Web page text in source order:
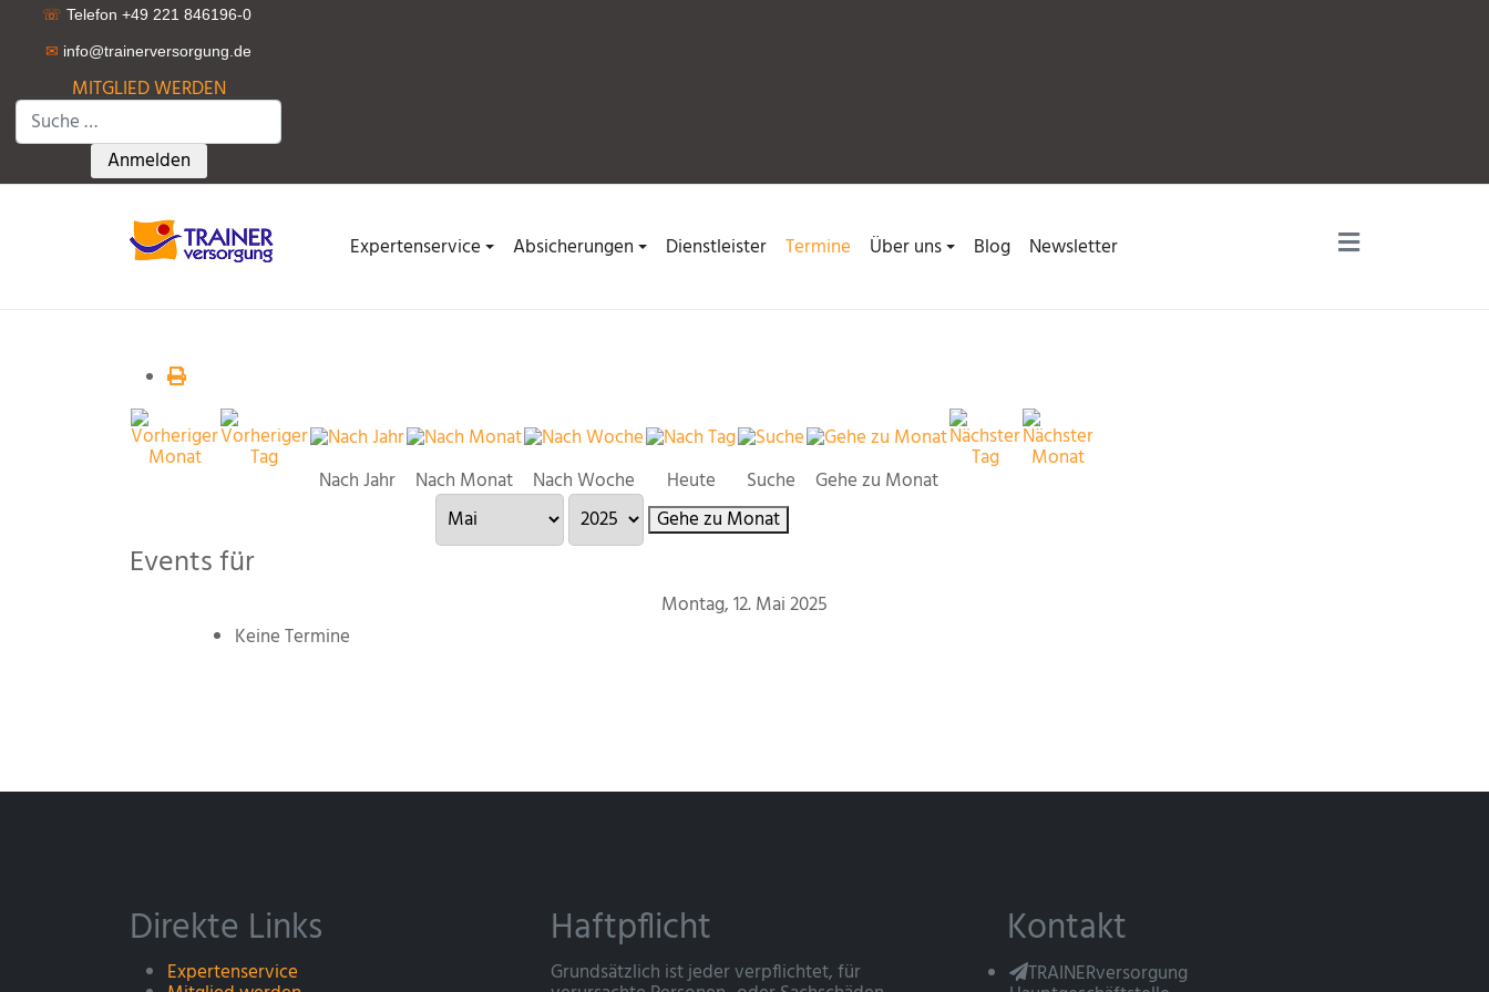
☏ Telefon +49 221 846196-0
✉ info@trainerversorgung.de
MITGLIED WERDEN
Suchen
Type 2 or more characters for results.
Anmelden
Expertenservice Absicherungen Dienstleister Termine Über uns Blog Newsletter
Nach Jahr Nach Monat Nach Woche Heute Suche
Gehe zu Monat
Gehe zu Monat
Events für
Montag, 12. Mai 2025
Keine Termine
Direkte Links
Expertenservice
Haftpflicht
Grundsätzlich ist jeder verpflichtet, für
Kontakt
TRAINERversorgung